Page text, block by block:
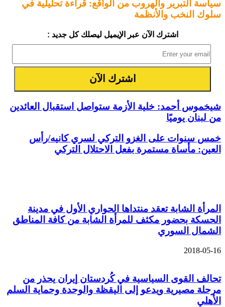
سياسة التبرير والهروب من الواقع: قراءة تحليلية في
سلوك النخب والأنظمة
اشترك الآن عبر الإيميل ليصلك كل جديد :
شيخموس أحمد: خلية الأزمة ستواصل استقبال العائدين
من لبنان يوميًا
خمس سنوات على الغزو التركي لسري كانيه/رأس
العين: مأساة مستمرة بفعل الاحتلال التركي
المرأة الشابة تعقد منتداها الحواري الأول في مدينة
الحسكة بحضور مكثف للمرأة الشابة من كافة المناطق
الشمال السوري
2018-05-16
تحالف القوى السياسية في كُردستان إيران يحذر من
مرحلة مصيرية ويدعو إلى اليقظة والوحدة وحماية السلم
الأهلي